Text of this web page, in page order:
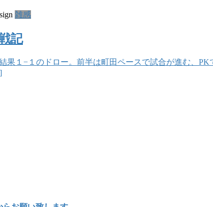
雑感
記
果１−１のドロー。前半は町田ペースで試合が進む、